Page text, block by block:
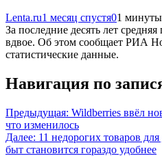
Lenta.ru1 месяц спустя01 минуты
За последние десять лет
вдвое. Об этом сообщает РИА
статистические данные.
Навигация по
Предыдущая: Wildberries ввёл
что изменилось
Далее: 11 недорогих товаров
быт становится гораздо удобнее